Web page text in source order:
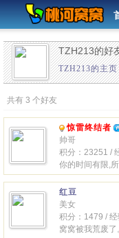
TZH213的好
TZH213的主页
共有 3 个好友
惊雷终结者
帅哥
积分：23251 /
你的时间有限,
红豆
美女
积分：1479 /
窝窝被我荒废了